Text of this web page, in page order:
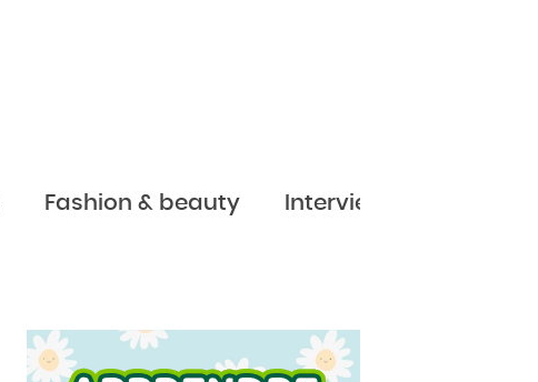
Fashion & beauty Interviews